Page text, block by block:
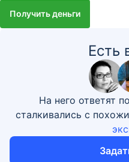
Получить деньги
Есть
На него ответят
сталкивались с